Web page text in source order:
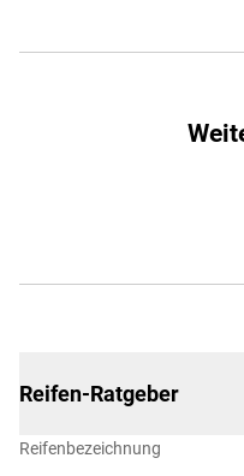
Reifen-Ratgeber
Reifenbezeichnung